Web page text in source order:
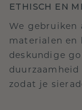
ETHISCH EN
We gebruiken
materialen en
deskundige
zodat je